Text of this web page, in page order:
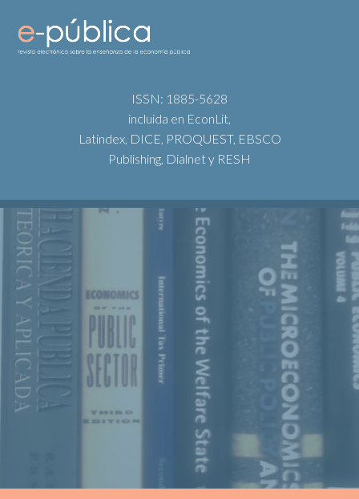
ISSN: 1885-5628
incluida en EconLit,
Latindex, DICE, PROQUEST, EBSCO
Publishing, Dialnet y RESH